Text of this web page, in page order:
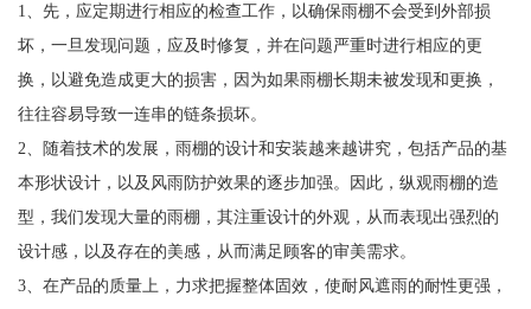
1、先，应定期进行相应的检查工作，以确保雨棚不会受到外部损
坏，一旦发现问题，应及时修复，并在问题严重时进行相应的更
换，以避免造成更大的损害，因为如果雨棚长期未被发现和更换，
往往容易导致一连串的链条损坏。
2、随着技术的发展，雨棚的设计和安装越来越讲究，包括产品的基
本形状设计，以及风雨防护效果的逐步加强。因此，纵观雨棚的造
型，我们发现大量的雨棚，其注重设计的外观，从而表现出强烈的
设计感，以及存在的美感，从而满足顾客的审美需求。
3、在产品的质量上，力求把握整体固效，使耐风遮雨的耐性更强，